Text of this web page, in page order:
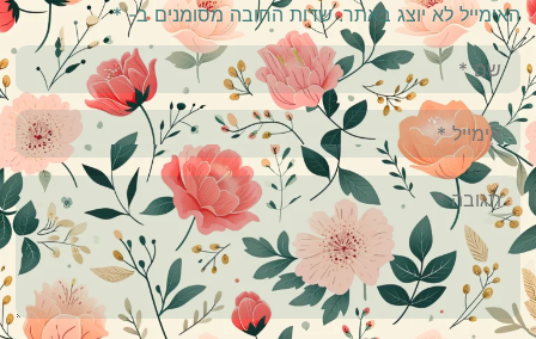
האימייל לא יוצג באתר. שדות החובה מסומנים ב-*